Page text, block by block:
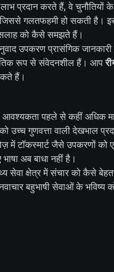
प्रदान करते हैं, वे चुनौतियों
गलतफहमी हो सकती है।
सलाह को कैसे समझते हैं।
उपकरण प्रासंगिक
रूप से संवेदनशील हैं। आप
हैं।
आवश्यकता पहले से कहीं अधिक
को उच्च गुणवत्ता वाली
में टॉकस्मार्ट जैसे उपकरणों
अब बाधा नहीं है।
सेवा क्षेत्र में संचार को कैसे
बहुभाषी सेवाओं के भविष्य